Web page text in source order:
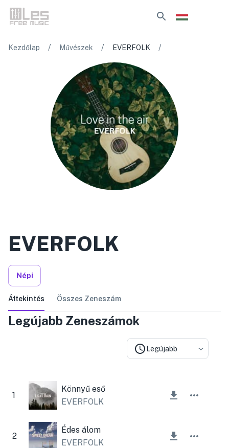
Kezdőlap / Művészek / EVERFOLK /
EVERFOLK
Népi
Áttekintés Összes Zeneszám
Legújabb Zeneszámok
Legújabb
1
Könnyű eső
EVERFOLK
2
Édes álom
EVERFOLK